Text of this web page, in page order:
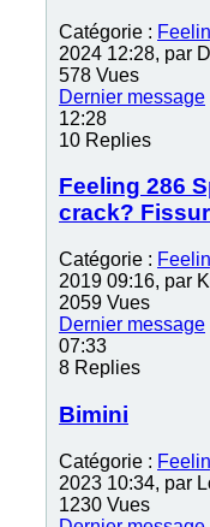
Catégorie :
2024 12:28, par
578 Vues
Dernier message
12:28
10 Replies
Feeling 286
crack?
Catégorie :
2019 09:16, par
2059 Vues
Dernier message
07:33
8 Replies
Bimini
Catégorie :
2023 10:34, par
1230 Vues